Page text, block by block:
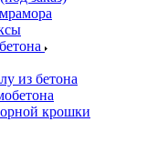
из бетона
крошки